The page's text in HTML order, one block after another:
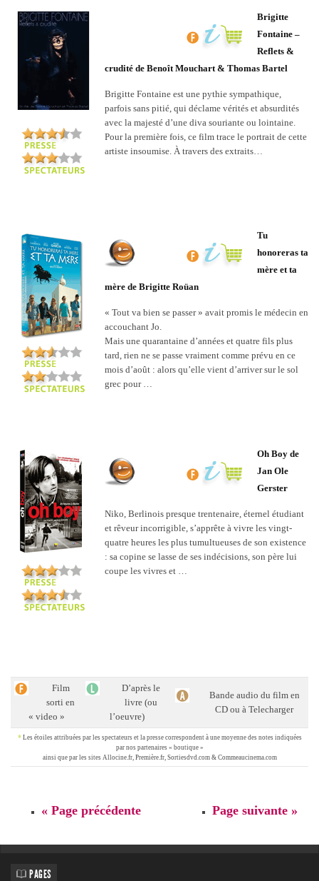
Brigitte
Fontaine –
Reflets &
crudité de Benoît Mouchart & Thomas Bartel
Brigitte Fontaine est une pythie sympathique,
parfois sans pitié, qui déclame vérités et absurdités
avec la majesté d’une diva souriante ou lointaine.
Pour la première fois, ce film trace le portrait de cette
artiste insoumise. À travers des extraits…
Tu
honoreras ta
mère et ta
mère de Brigitte Roüan
« Tout va bien se passer » avait promis le médecin en
accouchant Jo.
Mais une quarantaine d’années et quatre fils plus
tard, rien ne se passe vraiment comme prévu en ce
mois d’août : alors qu’elle vient d’arriver sur le sol
grec pour …
Oh Boy de
Jan Ole
Gerster
Niko, Berlinois presque trentenaire, éternel étudiant
et rêveur incorrigible, s’apprête à vivre les vingt-
quatre heures les plus tumultueuses de son existence
: sa copine se lasse de ses indécisions, son père lui
coupe les vivres et …
Film
sorti en
« video »
D’après le
livre (ou
l’oeuvre)
Bande audio du film en
CD ou à Telecharger
*Les étoiles attribuées par les spectateurs et la presse correspondent à une moyenne des notes indiquées
par nos partenaires « boutique »
ainsi que par les sites Allocine.fr, Première.fr, Sortiesdvd.com & Commeaucinema.com
« Page précédente Page suivante »
PAGES